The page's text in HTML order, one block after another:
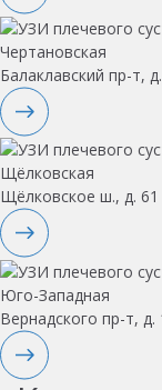
Чертановская
Балаклавский пр-т,
Щёлковская
Щёлковское ш., д. 61
Юго-Западная
Вернадского пр-т, д.